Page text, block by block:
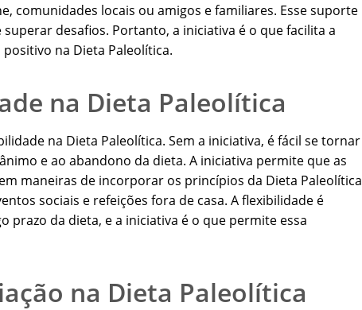
comunidades locais ou amigos e familiares. Esse suporte
desafios. Portanto, a iniciativa é o que facilita a
na Dieta Paleolítica.
na Dieta Paleolítica
na Dieta Paleolítica. Sem a iniciativa, é fácil se tornar
e ao abandono da dieta. A iniciativa permite que as
maneiras de incorporar os princípios da Dieta Paleolítica
sociais e refeições fora de casa. A flexibilidade é
da dieta, e a iniciativa é o que permite essa
na Dieta Paleolítica